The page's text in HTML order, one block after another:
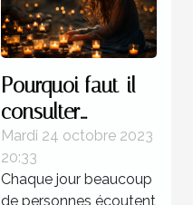
Pourquoi faut-il
consulter
l’horoscope ?
Mardi 24 octobre 2023
20:33
Chaque jour beaucoup
de personnes écoutent